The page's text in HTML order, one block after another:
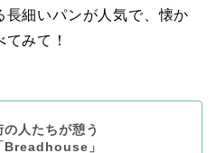
長細いパンが人気で、懐か
みて！
の人たちが憩う
Breadhouse」